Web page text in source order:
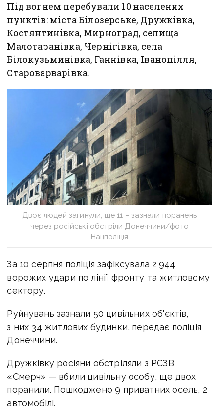
Під вогнем перебували 10 населених
пунктів: міста Білозерське, Дружківка,
Костянтинівка, Мирноград, селища
Малотаранівка, Чернігівка, села
Білокузьминівка, Ганнівка, Іванопілля,
Староварварівка.
Двоє людей загинули, ще 11 – зазнали поранень
через російські обстріли Донеччини/фото
Нацполіція
За 10 серпня поліція зафіксувала 2 944
ворожих удари по лінії фронту та житловому
сектору.
Руйнувань зазнали 50 цивільних об'єктів,
з них 34 житлових будинки, передає поліція
Донеччини.
Дружківку росіяни обстріляли з РСЗВ
«Смерч» — вбили цивільну особу, ще двох
поранили. Пошкоджено 9 приватних осель, 2
автомобілі.